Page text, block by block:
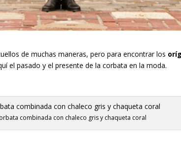
de muchas maneras, pero para encontrar los
el pasado y el presente de la corbata en la moda.
combinada con chaleco gris y chaqueta coral